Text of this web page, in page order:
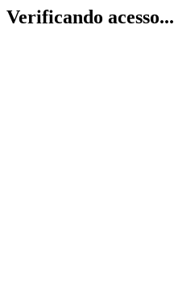
Verificando acesso...